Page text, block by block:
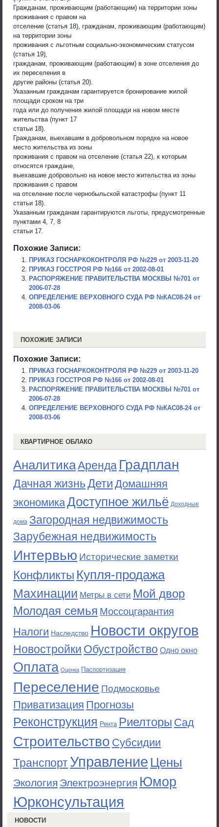
Гражданам, проживающим (работающим) на территории зоны
проживания с правом на
отселение (статья 18), гражданам, проживающим (работающим)
на территории зоны
проживания с льготным социально-экономическим статусом
(статья 19),
гражданам, проживающим (работающим) в зоне отселения до
их переселения в
другие районы (статья 20).
Указанным гражданам гарантируется бронирование жилой
площади сроком на три
года или до получения жилой площади на новом месте
жительства (пункт 17
статьи 18).
Гражданам, выехавшим в добровольном порядке на новое
место жительства из зоны
проживания с правом на отселение (статья 22), к которым
относятся граждане,
выехавшие добровольно на новое место жительства из зоны
проживания с правом
на отселение после чернобыльской катастрофы (пункт 11
статьи 18).
Указанным гражданам гарантируются льготы, предусмотренные
пунктами 4, 7, 8
статьи 17.
Похожие Записи:
ПРИКАЗ ГОСНАРКОКОНТРОЛЯ РФ №229 от 2003-11-20
ПРИКАЗ ГОССТРОЯ РФ №166 от 2002-08-01
РАСПОРЯЖЕНИЕ ПРАВИТЕЛЬСТВА МОСКВЫ №701 от
2006-07-28
ОПРЕДЕЛЕНИЕ ВЕРХОВНОГО СУДА РФ №КАС08-24 от
2008-03-06
ПОХОЖИЕ ЗАПИСИ
Похожие Записи:
ПРИКАЗ ГОСНАРКОКОНТРОЛЯ РФ №229 от 2003-11-20
ПРИКАЗ ГОССТРОЯ РФ №166 от 2002-08-01
РАСПОРЯЖЕНИЕ ПРАВИТЕЛЬСТВА МОСКВЫ №701 от
2006-07-28
ОПРЕДЕЛЕНИЕ ВЕРХОВНОГО СУДА РФ №КАС08-24 от
2008-03-06
КВАРТИРНОЕ ОБЛАКО
АналитикаАренда Градплан
Дачная жизньДети Домашняя
экономикаДоступное жильё Доходные
дома Загородная недвижимость
Зарубежная недвижимость
Интервью Исторические заметки
Конфликты Купля-продажа
Махинации Метры в сети Мой двор
Молодая семья Моссоцгарантия
Налоги Наследство Новости округов
Новостройки Обустройство Одно окно
Оплата Оценка Паспортизация
Переселение Подмосковье
Приватизация Прогнозы
Реконструкция Рента Риелторы Сад
Строительство Субсидии
ТранспортУправление Цены
Экология Электроэнергия Юмор
Юрконсультация
НОВОСТИ